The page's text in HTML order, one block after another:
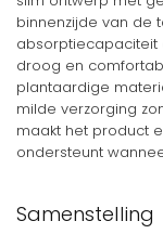
binnenzijde van de
absorptiecapaciteit
droog en
plantaardige
milde verzorging
maakt het product
ondersteunt
Samenstelling